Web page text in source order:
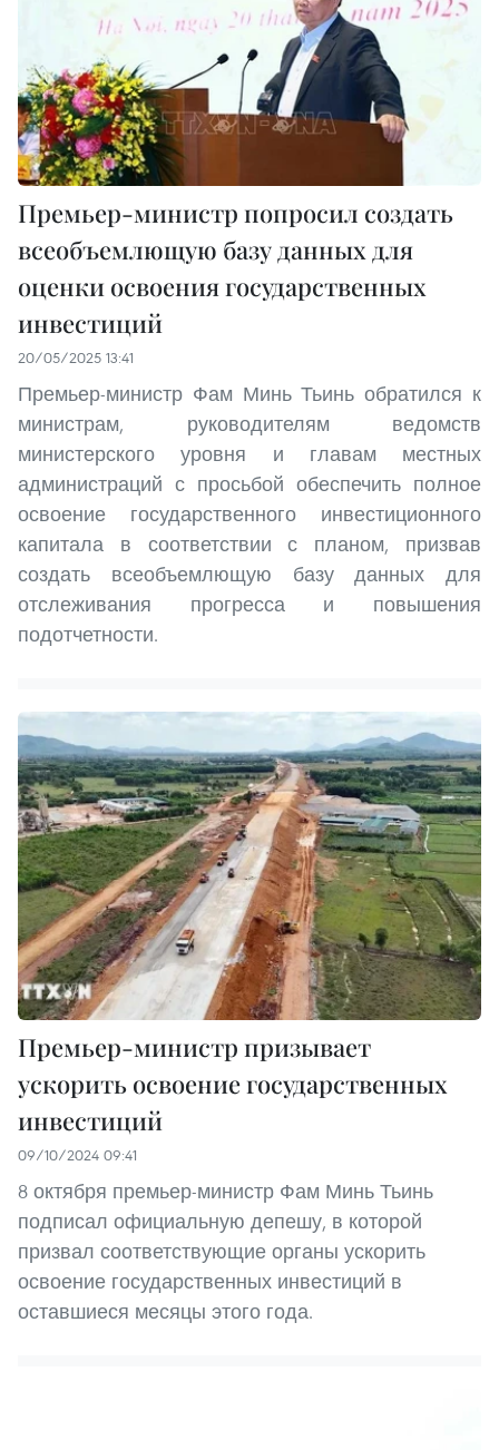
Премьер-министр попросил создать
всеобъемлющую базу данных для
оценки освоения государственных
инвестиций
20/05/2025 13:41
Премьер-министр Фам Минь Тьинь обратился к
министрам, руководителям ведомств
министерского уровня и главам местных
администраций с просьбой обеспечить полное
освоение государственного инвестиционного
капитала в соответствии с планом, призвав
создать всеобъемлющую базу данных для
отслеживания прогресса и повышения
подотчетности.
Премьер-министр призывает
ускорить освоение государственных
инвестиций
09/10/2024 09:41
8 октября премьер-министр Фам Минь Тьинь
подписал официальную депешу, в которой
призвал соответствующие органы ускорить
освоение государственных инвестиций в
оставшиеся месяцы этого года.